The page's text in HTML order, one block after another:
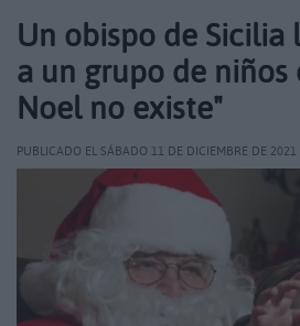
Un obispo de Sicilia
a un grupo de niños
Noel no existe"
PUBLICADO EL SÁBADO 11 DE DICIEMBRE DE